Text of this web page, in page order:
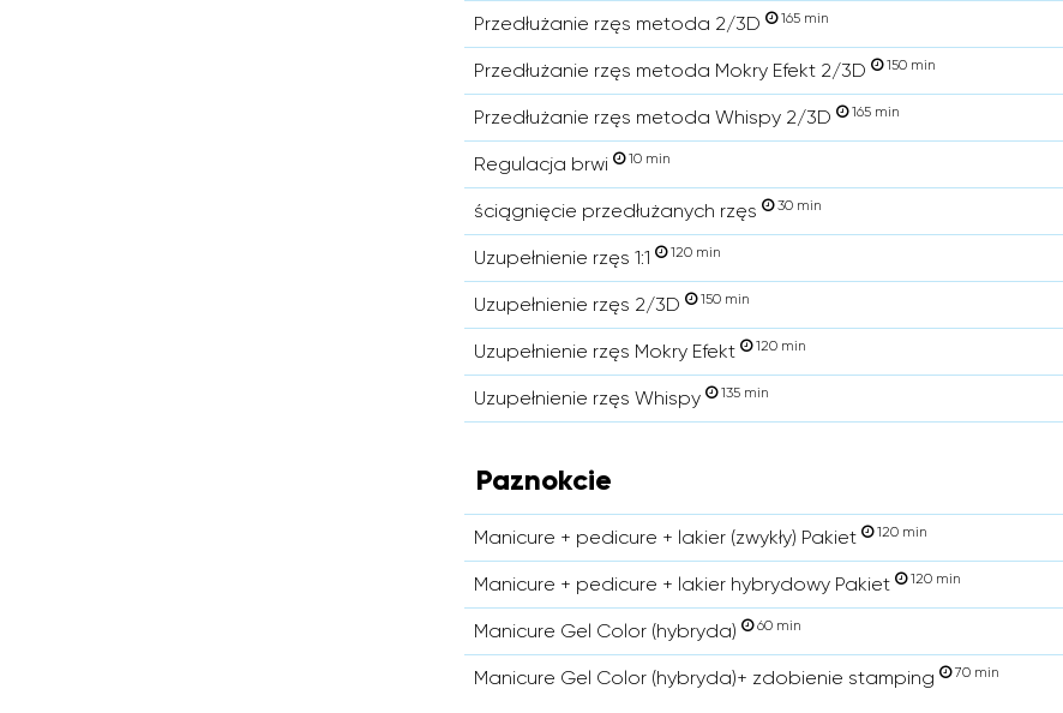
Przedłużanie rzęs metoda 2/3D 165 min
Przedłużanie rzęs metoda Mokry Efekt 2/3D 150 min
Przedłużanie rzęs metoda Whispy 2/3D 165 min
Regulacja brwi 10 min
ściągnięcie przedłużanych rzęs 30 min
Uzupełnienie rzęs 1:1 120 min
Uzupełnienie rzęs 2/3D 150 min
Uzupełnienie rzęs Mokry Efekt 120 min
Uzupełnienie rzęs Whispy 135 min
Paznokcie
Manicure + pedicure + lakier (zwykły) Pakiet 120 min
Manicure + pedicure + lakier hybrydowy Pakiet 120 min
Manicure Gel Color (hybryda) 60 min
Manicure Gel Color (hybryda)+ zdobienie stamping 70 min